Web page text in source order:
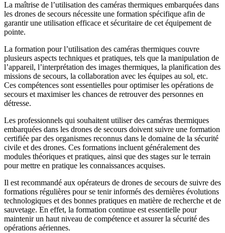
La maîtrise de l’utilisation des caméras thermiques embarquées dans
les drones de secours nécessite une formation spécifique afin de
garantir une utilisation efficace et sécuritaire de cet équipement de
pointe.
La formation pour l’utilisation des caméras thermiques couvre
plusieurs aspects techniques et pratiques, tels que la manipulation de
l’appareil, l’interprétation des images thermiques, la planification des
missions de secours, la collaboration avec les équipes au sol, etc.
Ces compétences sont essentielles pour optimiser les opérations de
secours et maximiser les chances de retrouver des personnes en
détresse.
Les professionnels qui souhaitent utiliser des caméras thermiques
embarquées dans les drones de secours doivent suivre une formation
certifiée par des organismes reconnus dans le domaine de la sécurité
civile et des drones. Ces formations incluent généralement des
modules théoriques et pratiques, ainsi que des stages sur le terrain
pour mettre en pratique les connaissances acquises.
Il est recommandé aux opérateurs de drones de secours de suivre des
formations régulières pour se tenir informés des dernières évolutions
technologiques et des bonnes pratiques en matière de recherche et de
sauvetage. En effet, la formation continue est essentielle pour
maintenir un haut niveau de compétence et assurer la sécurité des
opérations aériennes.